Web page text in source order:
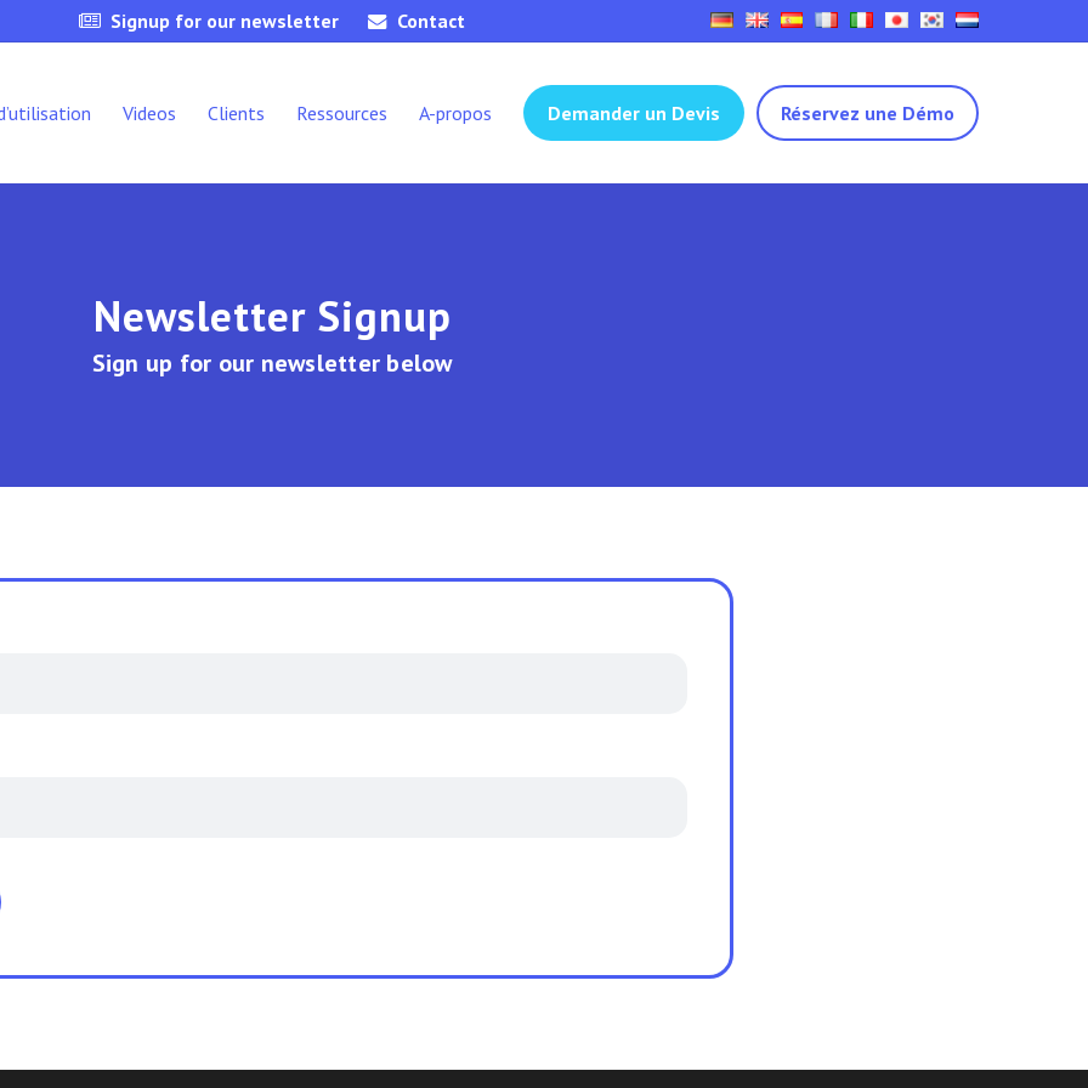
Signup for our newsletter Contact
Videos Clients Ressources A-propos Demander un Devis Réservez une Démo
Newsletter Signup
Sign up for our newsletter below